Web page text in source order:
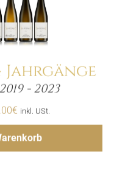
Jahrgänge
- 2023
€ Aktueller
Preis
ist:
inkl. USt.
Menge
Hinzufügen